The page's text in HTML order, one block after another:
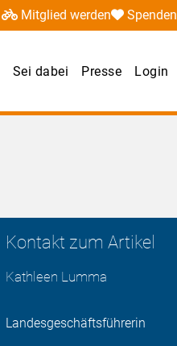
Mitglied werden Spenden
Sei dabei Presse Login
Kontakt zum Artikel
Kathleen Lumma
Landesgeschäftsführerin